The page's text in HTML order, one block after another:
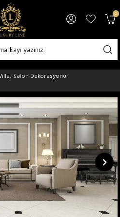
0
Salon Dekorasyonu